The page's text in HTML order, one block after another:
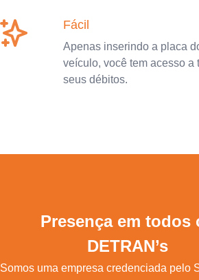
Fácil
Apenas inserindo a placa
veículo, você tem acesso a
seus débitos.
Presença em todos
DETRAN’s
Somos uma empresa credenciada pelo